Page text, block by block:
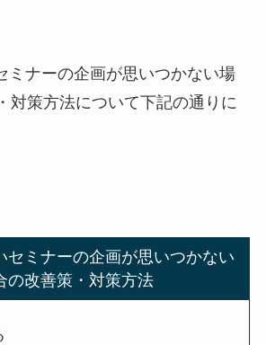
ミナーの企画が思いつかない場
対策方法について下記の通りに
セミナーの企画が思いつかない
の改善策・対策方法